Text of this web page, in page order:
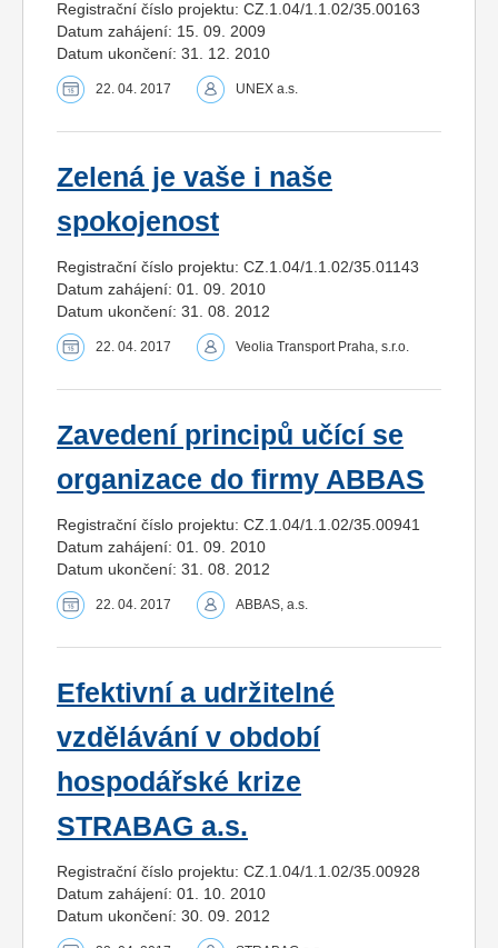
Registrační číslo projektu: CZ.1.04/1.1.02/35.00163
Datum zahájení: 15. 09. 2009
Datum ukončení: 31. 12. 2010
22. 04. 2017 UNEX a.s.
Zelená je vaše i naše
spokojenost
Registrační číslo projektu: CZ.1.04/1.1.02/35.01143
Datum zahájení: 01. 09. 2010
Datum ukončení: 31. 08. 2012
22. 04. 2017 Veolia Transport Praha, s.r.o.
Zavedení principů učící se
organizace do firmy ABBAS
Registrační číslo projektu: CZ.1.04/1.1.02/35.00941
Datum zahájení: 01. 09. 2010
Datum ukončení: 31. 08. 2012
22. 04. 2017 ABBAS, a.s.
Efektivní a udržitelné
vzdělávání v období
hospodářské krize
STRABAG a.s.
Registrační číslo projektu: CZ.1.04/1.1.02/35.00928
Datum zahájení: 01. 10. 2010
Datum ukončení: 30. 09. 2012